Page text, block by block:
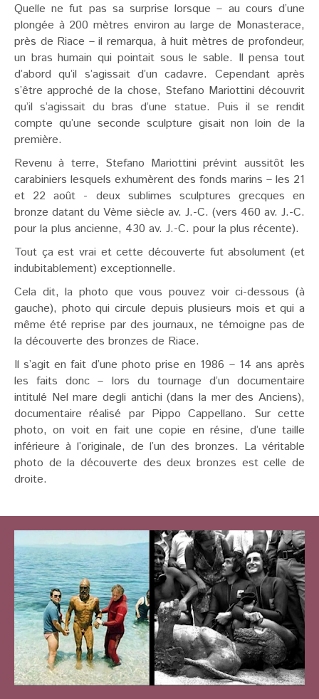
Quelle ne fut pas sa surprise lorsque – au cours d’une
plongée à 200 mètres environ au large de Monasterace,
près de Riace – il remarqua, à huit mètres de profondeur,
un bras humain qui pointait sous le sable. Il pensa tout
d’abord qu’il s’agissait d’un cadavre. Cependant après
s’être approché de la chose, Stefano Mariottini découvrit
qu’il s’agissait du bras d’une statue. Puis il se rendit
compte qu’une seconde sculpture gisait non loin de la
première.
Revenu à terre, Stefano Mariottini prévint aussitôt les
carabiniers lesquels exhumèrent des fonds marins – les 21
et 22 août - deux sublimes sculptures grecques en
bronze datant du Vème siècle av. J.-C. (vers 460 av. J.-C.
pour la plus ancienne, 430 av. J.-C. pour la plus récente).
Tout ça est vrai et cette découverte fut absolument (et
indubitablement) exceptionnelle.
Cela dit, la photo que vous pouvez voir ci-dessous (à
gauche), photo qui circule depuis plusieurs mois et qui a
même été reprise par des journaux, ne témoigne pas de
la découverte des bronzes de Riace.
Il s’agit en fait d’une photo prise en 1986 – 14 ans après
les faits donc – lors du tournage d’un documentaire
intitulé Nel mare degli antichi (dans la mer des Anciens),
documentaire réalisé par Pippo Cappellano. Sur cette
photo, on voit en fait une copie en résine, d’une taille
inférieure à l’originale, de l’un des bronzes. La véritable
photo de la découverte des deux bronzes est celle de
droite.